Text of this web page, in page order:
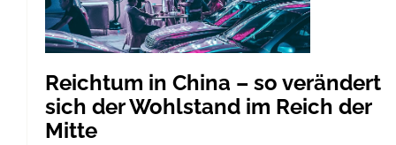
Reichtum in China – so verändert
sich der Wohlstand im Reich der
Mitte